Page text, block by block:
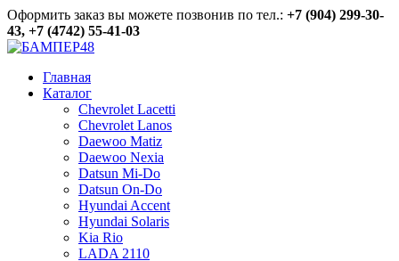
Оформить заказ вы можете позвонив по тел.: +7 (904) 299-30-
43, +7 (4742) 55-41-03
Главная
Каталог
Chevrolet Lacetti
Chevrolet Lanos
Daewoo Matiz
Daewoo Nexia
Datsun Mi-Do
Datsun On-Do
Hyundai Accent
Hyundai Solaris
Kia Rio
LADA 2110